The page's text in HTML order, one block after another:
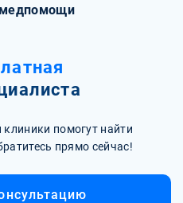
помогут найти
прямо сейчас!